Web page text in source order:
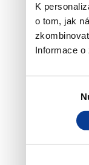
K
o tom, jak
Informace o